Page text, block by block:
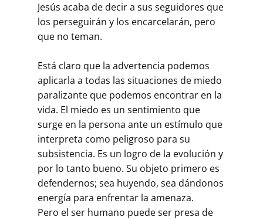
Jesús acaba de decir a sus seguidores que
los perseguirán y los encarcelarán, pero
que no teman.
Está claro que la advertencia podemos
aplicarla a todas las situaciones de miedo
paralizante que podemos encontrar en la
vida. El miedo es un sentimiento que
surge en la persona ante un estímulo que
interpreta como peligroso para su
subsistencia. Es un logro de la evolución y
por lo tanto bueno. Su objeto primero es
defendernos; sea huyendo, sea dándonos
energía para enfrentar la amenaza.
Pero el ser humano puede ser presa de